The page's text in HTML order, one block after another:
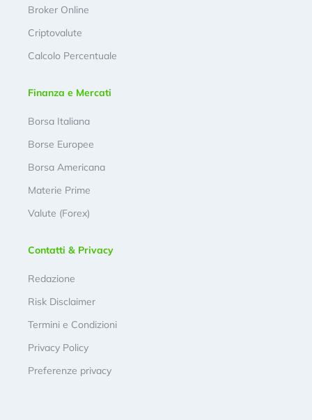
Broker Online
Criptovalute
Calcolo Percentuale
Finanza e Mercati
Borsa Italiana
Borse Europee
Borsa Americana
Materie Prime
Valute (Forex)
Contatti & Privacy
Redazione
Risk Disclaimer
Termini e Condizioni
Privacy Policy
Preferenze privacy